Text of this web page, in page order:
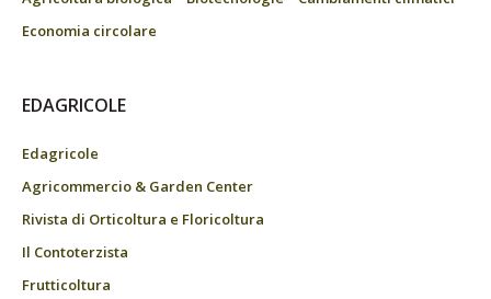
Economia circolare
EDAGRICOLE
Edagricole
Agricommercio & Garden Center
Rivista di Orticoltura e Floricoltura
Il Contoterzista
Frutticoltura